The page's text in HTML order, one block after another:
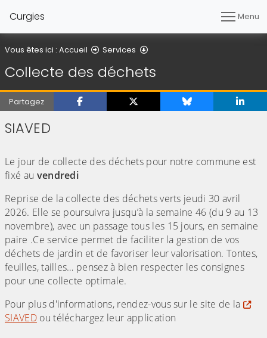
Curgies Menu
Vous êtes ici : Accueil Services
Collecte des déchets
Partagez
SIAVED
Le jour de collecte des déchets pour notre commune est
fixé au vendredi
Reprise de la collecte des déchets verts jeudi 30 avril
2026. Elle se poursuivra jusqu’à la semaine 46 (du 9 au 13
novembre), avec un passage tous les 15 jours, en semaine
paire .Ce service permet de faciliter la gestion de vos
déchets de jardin et de favoriser leur valorisation. Tontes,
feuilles, tailles… pensez à bien respecter les consignes
pour une collecte optimale.
Pour plus d'informations, rendez-vous sur le site de la
SIAVEDou téléchargez leur application